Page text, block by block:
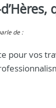
de :
pour vos